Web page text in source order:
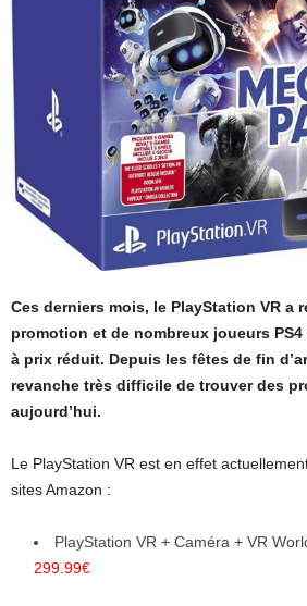
Ces derniers mois, le PlayStation VR a
promotion et de nombreux joueurs
à prix réduit. Depuis les fêtes de fin
revanche très difficile de trouver des
aujourd’hui.
Le PlayStation VR est en effet
sites Amazon :
PlayStation VR + Caméra + VR
299.99€